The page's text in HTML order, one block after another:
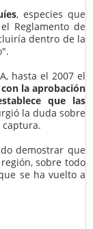
, especies que
Reglamento de
dentro de la
hasta el 2007 el
con la aprobación
que las
la duda sobre
captura.
demostrar que
sobre todo
se ha vuelto a